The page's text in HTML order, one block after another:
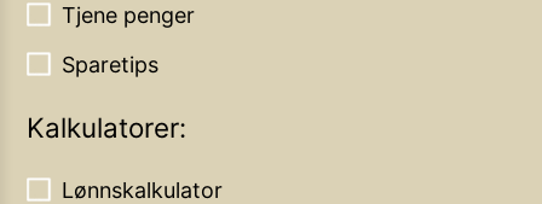
Tjene penger
Sparetips
Kalkulatorer:
Lønnskalkulator